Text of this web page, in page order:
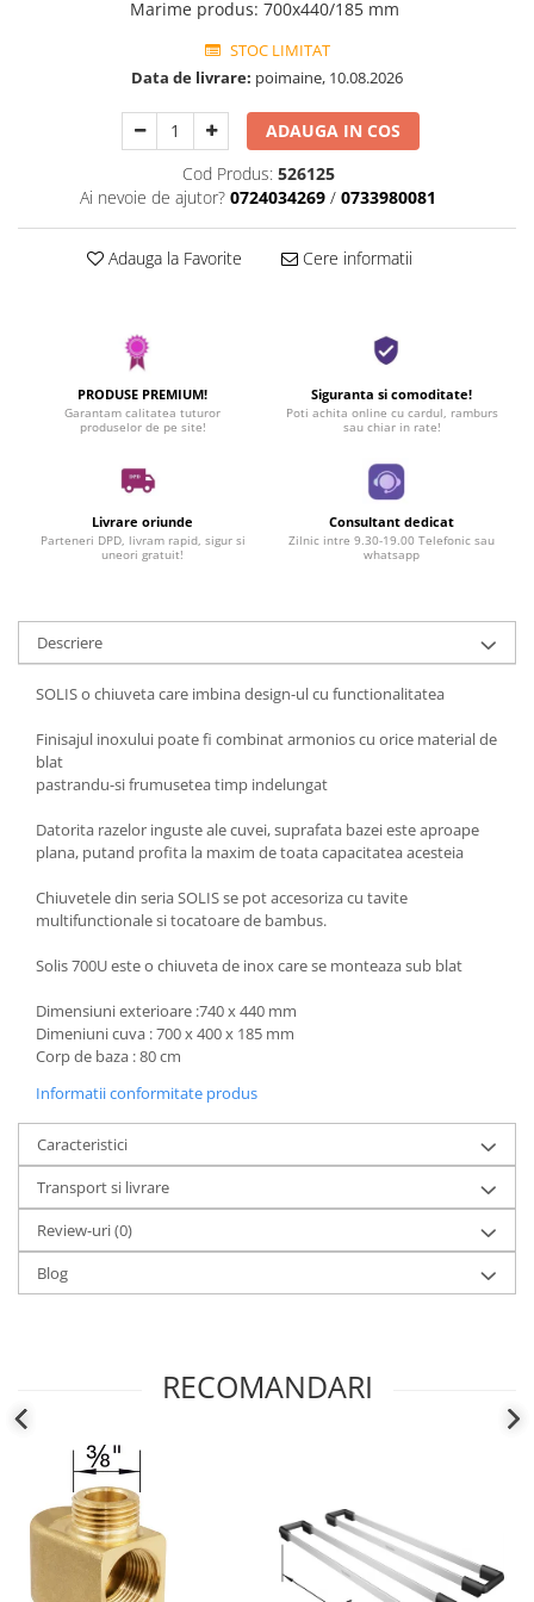
Marime produs: 700x440/185 mm
STOC LIMITAT
Data de livrare: poimaine, 10.08.2026
ADAUGA IN COS
Cod Produs: 526125
Ai nevoie de ajutor? 0724034269 / 0733980081
Adauga la Favorite Cere informatii
PRODUSE PREMIUM!
Garantam calitatea tuturor
produselor de pe site!
Siguranta si comoditate!
Poti achita online cu cardul, ramburs
sau chiar in rate!
Livrare oriunde
Parteneri DPD, livram rapid, sigur si
uneori gratuit!
Consultant dedicat
Zilnic intre 9.30-19.00 Telefonic sau
whatsapp
Descriere
SOLIS o chiuveta care imbina design-ul cu functionalitatea
Finisajul inoxului poate fi combinat armonios cu orice material de
blat
pastrandu-si frumusetea timp indelungat
Datorita razelor inguste ale cuvei, suprafata bazei este aproape
plana, putand profita la maxim de toata capacitatea acesteia
Chiuvetele din seria SOLIS se pot accesoriza cu tavite
multifunctionale si tocatoare de bambus.
Solis 700U este o chiuveta de inox care se monteaza sub blat
Dimensiuni exterioare :740 x 440 mm
Dimeniuni cuva : 700 x 400 x 185 mm
Corp de baza : 80 cm
Informatii conformitate produs
Caracteristici
Transport si livrare
Review-uri(0)
Blog
RECOMANDARI